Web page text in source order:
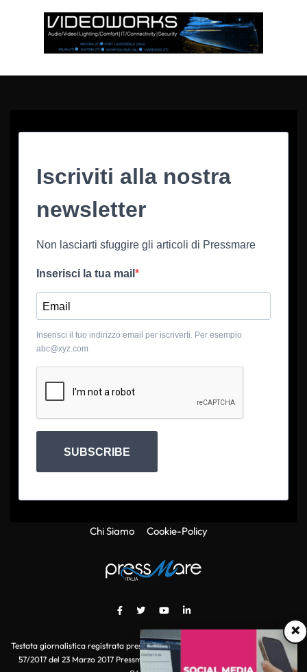
×
Iscriviti alla nostra
newsletter
Non lasciarti sfuggire gli articoli di Pressmare
Inserisci la tua mail
Inserisci il tuo indirizzo email per iscriverti. Per esempio
abc@xyz.com
SUBSCRIBE
Chi Siamo Cookie-Policy
Testata giornalistica registrata presso il Tribunale di Roma con autorizzazione
57/2017 del 23 Marzo 2017 Pressmare.it è un marchio di S.P.E.N. Srl - P.IVA